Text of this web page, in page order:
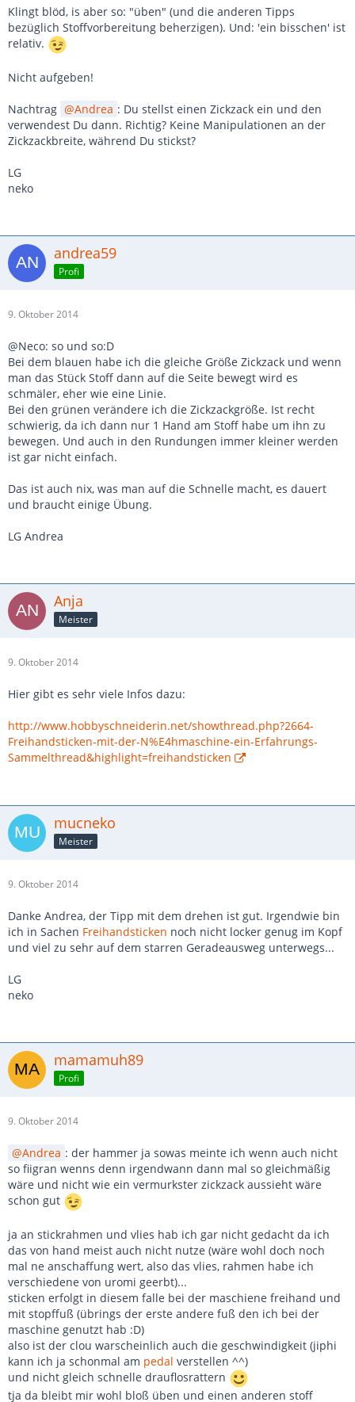
Klingt blöd, is aber so: "üben" (und die anderen Tipps
bezüglich Stoffvorbereitung beherzigen). Und: 'ein bisschen' ist
relativ.
Nicht aufgeben!
Nachtrag Andrea : Du stellst einen Zickzack ein und den
verwendest Du dann. Richtig? Keine Manipulationen an der
Zickzackbreite, während Du stickst?
LG
neko
andrea59
Profi
9. Oktober 2014
@Neco: so und so:D
Bei dem blauen habe ich die gleiche Größe Zickzack und wenn
man das Stück Stoff dann auf die Seite bewegt wird es
schmäler, eher wie eine Linie.
Bei den grünen verändere ich die Zickzackgröße. Ist recht
schwierig, da ich dann nur 1 Hand am Stoff habe um ihn zu
bewegen. Und auch in den Rundungen immer kleiner werden
ist gar nicht einfach.
Das ist auch nix, was man auf die Schnelle macht, es dauert
und braucht einige Übung.
LG Andrea
Anja
Meister
9. Oktober 2014
Hier gibt es sehr viele Infos dazu:
http://www.hobbyschneiderin.net/showthread.php?2664-
Freihandsticken-mit-der-N%E4hmaschine-ein-Erfahrungs-
Sammelthread&highlight=freihandsticken
mucneko
Meister
9. Oktober 2014
Danke Andrea, der Tipp mit dem drehen ist gut. Irgendwie bin
ich in Sachen Freihandsticken noch nicht locker genug im Kopf
und viel zu sehr auf dem starren Geradeausweg unterwegs...
LG
neko
mamamuh89
Profi
9. Oktober 2014
Andrea : der hammer ja sowas meinte ich wenn auch nicht
so fiigran wenns denn irgendwann dann mal so gleichmäßig
wäre und nicht wie ein vermurkster zickzack aussieht wäre
schon gut
ja an stickrahmen und vlies hab ich gar nicht gedacht da ich
das von hand meist auch nicht nutze (wäre wohl doch noch
mal ne anschaffung wert, also das vlies, rahmen habe ich
verschiedene von uromi geerbt)...
sticken erfolgt in diesem falle bei der maschiene freihand und
mit stopffuß (übrings der erste andere fuß den ich bei der
maschine genutzt hab :D)
also ist der clou warscheinlich auch die geschwindigkeit (jiphi
kann ich ja schonmal am pedal verstellen ^^)
und nicht gleich schnelle drauflosrattern
tja da bleibt mir wohl bloß üben und einen anderen stoff